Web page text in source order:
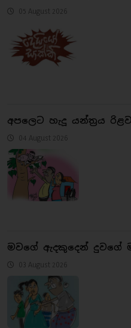
05 August 2026
අපලෙට හැදූ යන්ත්‍රය
04 August 2026
මවගේ ඇදකුදෙන්
03 August 2026